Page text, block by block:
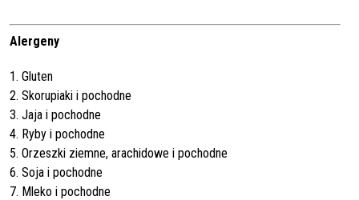
Alergeny
1. Gluten
2. Skorupiaki i pochodne
3. Jaja i pochodne
4. Ryby i pochodne
5. Orzeszki ziemne, arachidowe i pochodne
6. Soja i pochodne
7. Mleko i pochodne